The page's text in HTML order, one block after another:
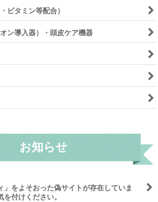
ビタミン等配合）
ン導入器）・頭皮ケア機器
お知らせ
」をよそおった偽サイトが存在していま
付けください。